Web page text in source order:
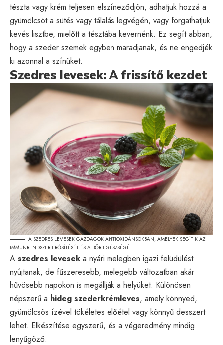
tészta vagy krém teljesen elszíneződjön, adhatjuk hozzá a
gyümölcsöt a sütés vagy tálalás legvégén, vagy forgathatjuk
kevés lisztbe, mielőtt a tésztába kevernénk. Ez segít abban,
hogy a szeder szemek egyben maradjanak, és ne engedjék
ki azonnal a színüket.
Szedres levesek: A frissítő kezdet
A SZEDRES LEVESEK GAZDAGOK ANTIOXIDÁNSOKBAN, AMELYEK SEGÍTIK AZ
IMMUNRENDSZER ERŐSÍTÉSÉT ÉS A BŐR EGÉSZSÉGÉT.
A szedres levesek a nyári melegben igazi felüdülést
nyújtanak, de fűszeresebb, melegebb változatban akár
hűvösebb napokon is megállják a helyüket. Különösen
népszerű a hideg szederkrémleves, amely könnyed,
gyümölcsös ízével tökéletes előétel vagy könnyű desszert
lehet. Elkészítése egyszerű, és a végeredmény mindig
lenyűgöző.